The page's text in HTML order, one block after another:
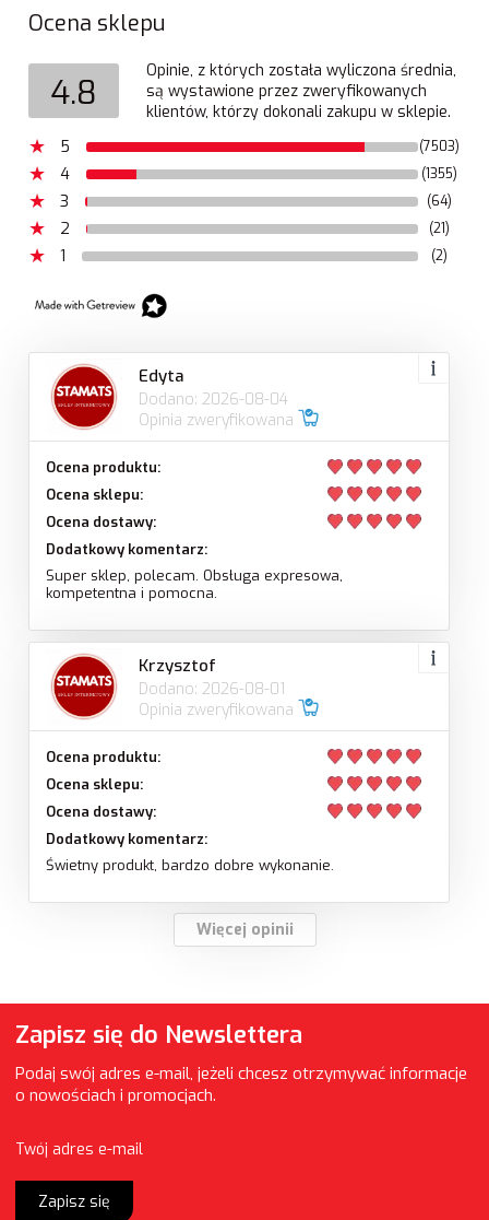
Ocena sklepu
4.8
Opinie, z których została wyliczona średnia,
są wystawione przez zweryfikowanych
klientów, którzy dokonali zakupu w sklepie.
5
(7503)
4 (1355)
3 (64)
2 (21)
1 (2)
Edyta
Dodano: 2026-08-04
Opinia zweryfikowana
Ocena produktu:
Ocena sklepu:
Ocena dostawy:
Dodatkowy komentarz:
Super sklep, polecam. Obsługa expresowa,
kompetentna i pomocna.
Krzysztof
Dodano: 2026-08-01
Opinia zweryfikowana
Ocena produktu:
Ocena sklepu:
Ocena dostawy:
Dodatkowy komentarz:
Świetny produkt, bardzo dobre wykonanie.
Więcej opinii
Zapisz się do Newslettera
Podaj swój adres e-mail, jeżeli chcesz otrzymywać informacje
o nowościach i promocjach.
Twój adres e-mail
Zapisz się